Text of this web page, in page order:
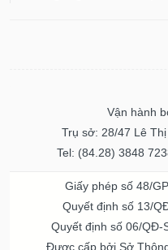
Vận hành
Trụ sở: 28/47 Lê
Tel: (84.28) 3848
Giấy phép số 48/
Quyết định số 13/
Quyết định số 06/QĐ-
Được cấp bởi Sở